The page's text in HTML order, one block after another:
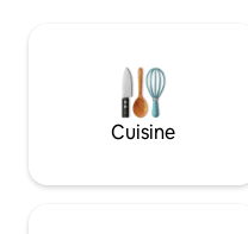
les gros travaux sont
léger bruit est possible
journée. Le prix de
réduit en conséquence.
Cuisine